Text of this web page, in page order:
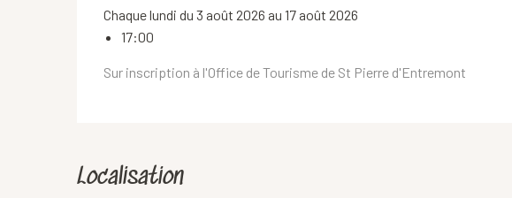
Chaque lundi du 3 août 2026 au 17 août 2026
17:00
Sur inscription à l'Office de Tourisme de St Pierre d'Entremont
Localisation